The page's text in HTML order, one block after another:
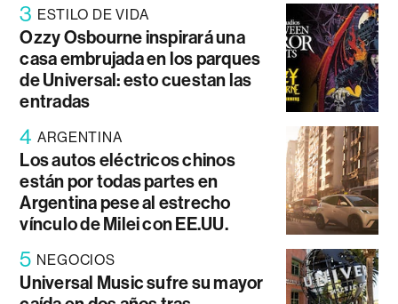
3 ESTILO DE VIDA
Ozzy Osbourne inspirará una
casa embrujada en los parques
de Universal: esto cuestan las
entradas
4 ARGENTINA
Los autos eléctricos chinos
están por todas partes en
Argentina pese al estrecho
vínculo de Milei con EE.UU.
5 NEGOCIOS
Universal Music sufre su mayor